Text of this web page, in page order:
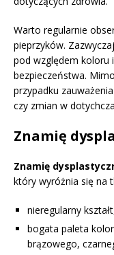
Warto regularnie
pieprzyków.
pod względem koloru
bezpieczeństwa.
przypadku
czy zmian w
Znamię
Znamię
który wyróżnia się na
nieregularny
bogata paleta
brązowego,